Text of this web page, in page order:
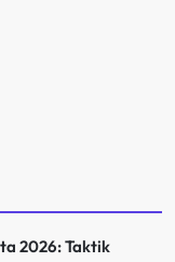
2026: Taktik